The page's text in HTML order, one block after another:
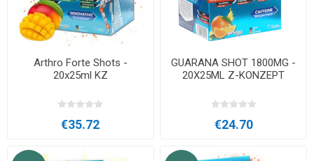
Arthro Forte Shots -
20x25ml KZ
€35.72
GUARANA SHOT 1800MG -
20X25ML Z-KONZEPT
€24.70